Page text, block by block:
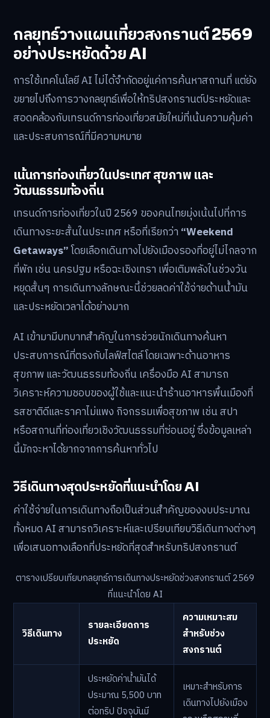
กลยุทธ์วางแผนเที่ยวสงกรานต์ 2569
อย่างประหยัดด้วย AI
การใช้เทคโนโลยี AI ไม่ได้จำกัดอยู่แค่การค้นหาสถานที่ แต่ยัง
ขยายไปถึงการวางกลยุทธ์เพื่อให้ทริปสงกรานต์ประหยัดและ
สอดคล้องกับเทรนด์การท่องเที่ยวสมัยใหม่ที่เน้นความคุ้มค่า
และประสบการณ์ที่มีความหมาย
เน้นการท่องเที่ยวในประเทศ สุขภาพ และ
วัฒนธรรมท้องถิ่น
เทรนด์การท่องเที่ยวในปี 2569 ของคนไทยมุ่งเน้นไปที่การ
เดินทางระยะสั้นในประเทศ หรือที่เรียกว่า “Weekend
Getaways”โดยเลือกเดินทางไปยังเมืองรองที่อยู่ไม่ไกลจาก
ที่พัก เช่น นครปฐม หรือฉะเชิงเทรา เพื่อเติมพลังในช่วงวัน
หยุดสั้นๆ การเดินทางลักษณะนี้ช่วยลดค่าใช้จ่ายด้านน้ำมัน
และประหยัดเวลาได้อย่างมาก
AI เข้ามามีบทบาทสำคัญในการช่วยนักเดินทางค้นหา
ประสบการณ์ที่ตรงกับไลฟ์สไตล์ โดยเฉพาะด้านอาหาร
สุขภาพ และวัฒนธรรมท้องถิ่น เครื่องมือ AI สามารถ
วิเคราะห์ความชอบของผู้ใช้และแนะนำร้านอาหารพื้นเมืองที่
รสชาติดีและราคาไม่แพง กิจกรรมเพื่อสุขภาพ เช่น สปา
หรือสถานที่ท่องเที่ยวเชิงวัฒนธรรมที่ซ่อนอยู่ ซึ่งข้อมูลเหล่า
นี้มักจะหาได้ยากจากการค้นหาทั่วไป
วิธีเดินทางสุดประหยัดที่แนะนำโดย AI
ค่าใช้จ่ายในการเดินทางถือเป็นส่วนสำคัญของงบประมาณ
ทั้งหมด AI สามารถวิเคราะห์และเปรียบเทียบวิธีเดินทางต่างๆ
เพื่อเสนอทางเลือกที่ประหยัดที่สุดสำหรับทริปสงกรานต์
ตารางเปรียบเทียบกลยุทธ์การเดินทางประหยัดช่วงสงกรานต์ 2569
ที่แนะนำโดย AI
วิธีเดินทาง
รายละเอียดการ
ประหยัด
ความเหมาะสม
สำหรับช่วง
สงกรานต์
ประหยัดค่าน้ำมันได้
ประมาณ 5,500 บาท
ต่อทริป ปัจจุบันมี
เหมาะสำหรับการ
เดินทางไปยังเมือง